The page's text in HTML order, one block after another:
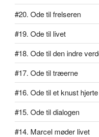
#20. Ode til frelseren
#19. Ode til livet
#18. Ode til den indre
#17. Ode til træerne
#16. Ode til et knust hjerte
#15. Ode til dialogen
#14. Marcel møder livet